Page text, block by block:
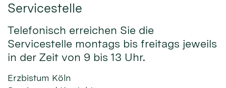
Servicestelle
Telefonisch erreichen Sie die
Servicestelle montags bis freitags jeweils
in der Zeit von 9 bis 13 Uhr.
Erzbistum Köln